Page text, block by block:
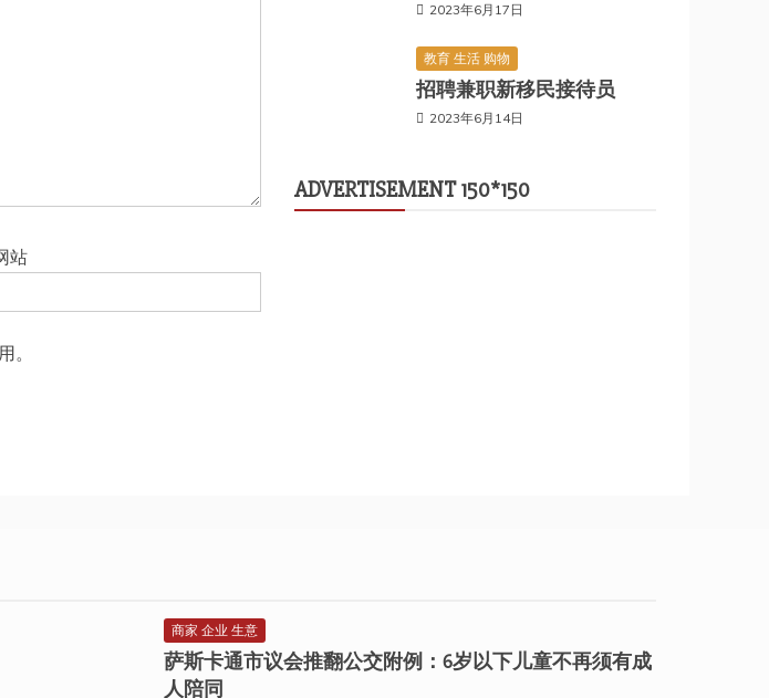
站
。
2023年6月17日
教育 生活 购物
招聘兼职新移民接待员
2023年6月14日
ADVERTISEMENT 150*150
商家 企业 生意
萨斯卡通市议会推翻公交附例：6岁以下儿童不再须有成
人陪同